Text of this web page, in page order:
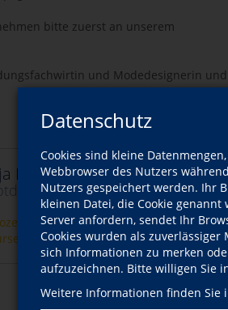
Datenschutz
Cookies sind kleine
Webbrowser des Nutzers
Nutzers gespeichert werden. Ihr
kleinen Datei, die Cookie
Server anfordern, sendet Ihr
Cookies wurden als
sich Informationen zu merken
aufzuzeichnen. Bitte willigen Sie
Weitere Informationen finden Sie
bitte zuerst an unserem
und Modedesignerin und
Maurer
dieser Dozentin